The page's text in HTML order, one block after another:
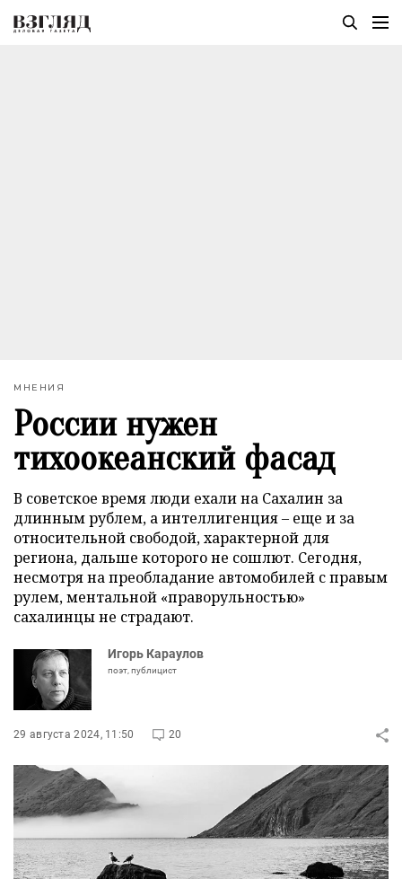
МНЕНИЯ
России нужен
тихоокеанский фасад
В советское время люди ехали на Сахалин за
длинным рублем, а интеллигенция – еще и за
относительной свободой, характерной для
региона, дальше которого не сошлют. Сегодня,
несмотря на преобладание автомобилей с правым
рулем, ментальной «праворульностью»
сахалинцы не страдают.
Игорь Караулов
поэт, публицист
29 августа 2024, 11:50 20